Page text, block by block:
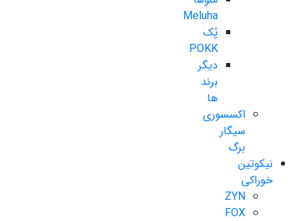
Meluha
پُک
POKK
دیگر
برند
ها
اکسسوری
سیگار
برگ
نیکوتین
خوراکی
ZYN
FOX